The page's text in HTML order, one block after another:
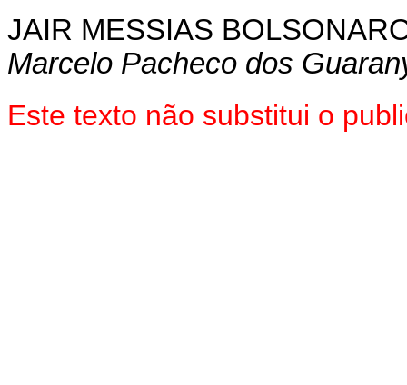
JAIR MESSIAS
Marcelo Pacheco dos
Este texto não substitui o